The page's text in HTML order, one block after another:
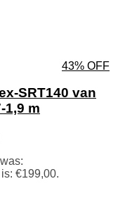
43% OFF
SRT140 van
1,9 m
€199,00.